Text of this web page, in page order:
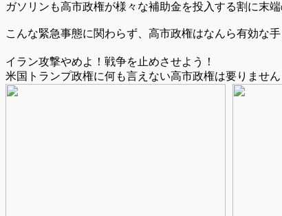
ガソリンも高市政権が様々な補助金を投入する割に末
こんな緊急事態に関わらず、高市政権はなんら有効な
イラン攻撃やめよ！戦争を止めさせよう！
米国トランプ政権に何も言えない高市政権は要りません